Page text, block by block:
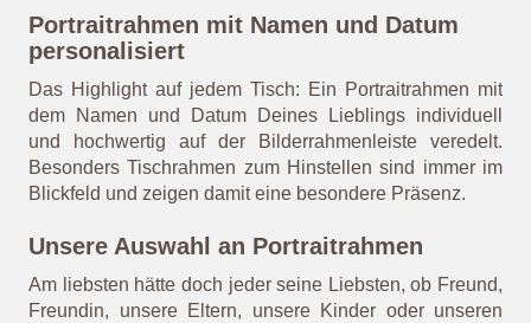
wie zum Beispiel EuerJahrestag
, die bestandene
Abitur-Prüfung, die Weihnachtsfeiermit der gesamten
Familie, daserste
erste Ausflug zu dritt … – die Liste wertvoller Momente
ist lang. Wenn Du nicht bis zum nächsten großen
Ereignis warten, sondern einfach so individuelle Freude
schenken möchtest, haben wir im Konfigurator liebevolle
und themenspezifische Vorlagen und Ideen für Dich
Portraitrahmen mit Namen und Datum
personalisiert